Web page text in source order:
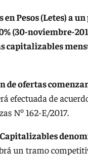
Pesos (Letes) a
(30-noviembre-
capitalizables
de ofertas
efectuada de
Nº 162-E/2017.
un tramo